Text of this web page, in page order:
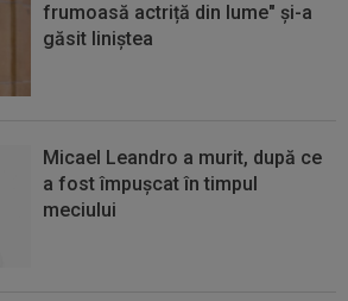
frumoasă actriță din lume" și-a
găsit liniștea
Micael Leandro a murit, după ce
a fost împușcat în timpul
meciului